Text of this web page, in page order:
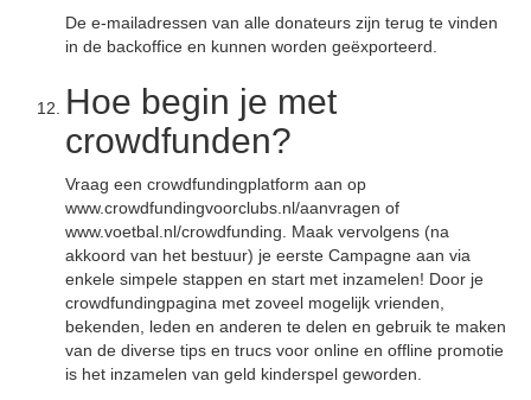
De e-mailadressen van alle donateurs zijn terug te vinden
in de backoffice en kunnen worden geëxporteerd.
Hoe begin je met
crowdfunden?
Vraag een crowdfundingplatform aan op
www.crowdfundingvoorclubs.nl/aanvragen of
www.voetbal.nl/crowdfunding. Maak vervolgens (na
akkoord van het bestuur) je eerste Campagne aan via
enkele simpele stappen en start met inzamelen! Door je
crowdfundingpagina met zoveel mogelijk vrienden,
bekenden, leden en anderen te delen en gebruik te maken
van de diverse tips en trucs voor online en offline promotie
is het inzamelen van geld kinderspel geworden.